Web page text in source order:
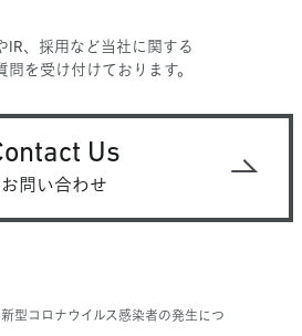
IR、採用など当社に関する
問を受け付けております。
Us
お問い合わせ
型コロナウイルス感染者の発生につ